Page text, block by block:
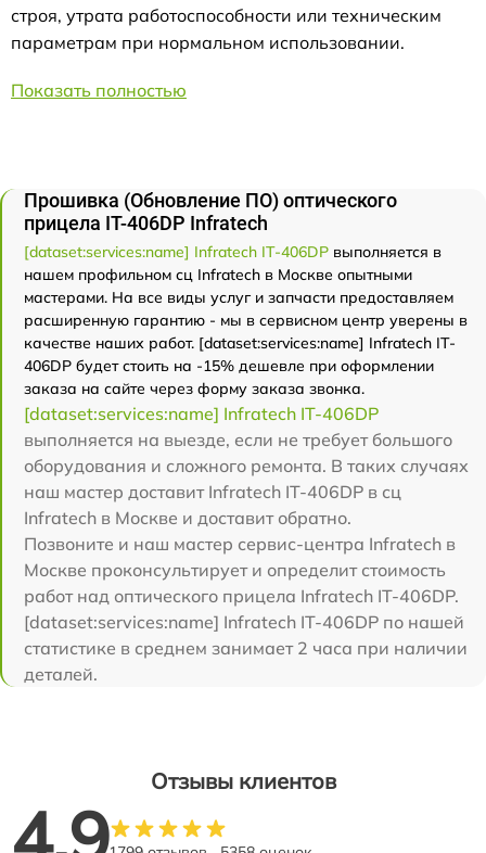
строя, утрата работоспособности или техническим
параметрам при нормальном использовании.
Показать полностью
Прошивка (Обновление ПО) оптического
прицела IT-406DP Infratech
[dataset:services:name] Infratech IT-406DP выполняется в
нашем профильном сц Infratech в Москве опытными
мастерами. На все виды услуг и запчасти предоставляем
расширенную гарантию - мы в сервисном центр уверены в
качестве наших работ. [dataset:services:name] Infratech IT-
406DP будет стоить на -15% дешевле при оформлении
заказа на сайте через форму заказа звонка.
[dataset:services:name] Infratech IT-406DP
выполняется на выезде, если не требует большого
оборудования и сложного ремонта. В таких случаях
наш мастер доставит Infratech IT-406DP в сц
Infratech в Москве и доставит обратно.
Позвоните и наш мастер сервис-центра Infratech в
Москве проконсультирует и определит стоимость
работ над оптического прицела Infratech IT-406DP.
[dataset:services:name] Infratech IT-406DP по нашей
статистике в среднем занимает 2 часа при наличии
деталей.
Отзывы клиентов